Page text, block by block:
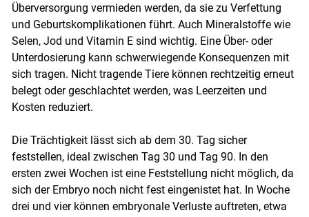
Überversorgung vermieden werden, da sie zu Verfettung
und Geburtskomplikationen führt. Auch Mineralstoffe wie
Selen, Jod und Vitamin E sind wichtig. Eine Über- oder
Unterdosierung kann schwerwiegende Konsequenzen mit
sich tragen. Nicht tragende Tiere können rechtzeitig erneut
belegt oder geschlachtet werden, was Leerzeiten und
Kosten reduziert.
Die Trächtigkeit lässt sich ab dem 30. Tag sicher
feststellen, ideal zwischen Tag 30 und Tag 90. In den
ersten zwei Wochen ist eine Feststellung nicht möglich, da
sich der Embryo noch nicht fest eingenistet hat. In Woche
drei und vier können embryonale Verluste auftreten, etwa